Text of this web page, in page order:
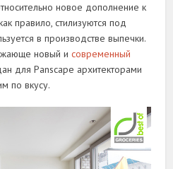
новое дополнение к
правило, стилизуются под
в производстве выпечки.
новый исовременный
для Panscape архитекторами
по вкусу.